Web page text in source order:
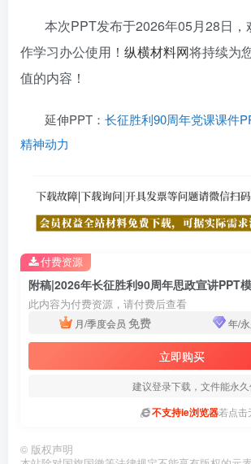
本次PPT发布于2026年05月28日，
作学习办公使用！ 纵横材料网将持续为
值的内容！
延伸PPT： 长征胜利90周年党课课件
精神动力
此内容为付费资源，请付费后查看
月/季度会员 免费 年/
立即购买
建议登录下载，文件能永
不支持ie浏览器若点击
付费资源
© 版权声明